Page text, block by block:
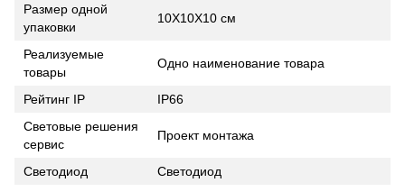
Размер одной
упаковки
10X10X10 см
Реализуемые
товары
Одно наименование товара
Рейтинг IP
IP66
Световые решения
сервис
Проект монтажа
Светодиод
Светодиод